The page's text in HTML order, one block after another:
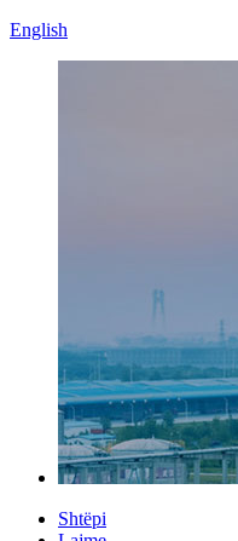
English
Shtëpi